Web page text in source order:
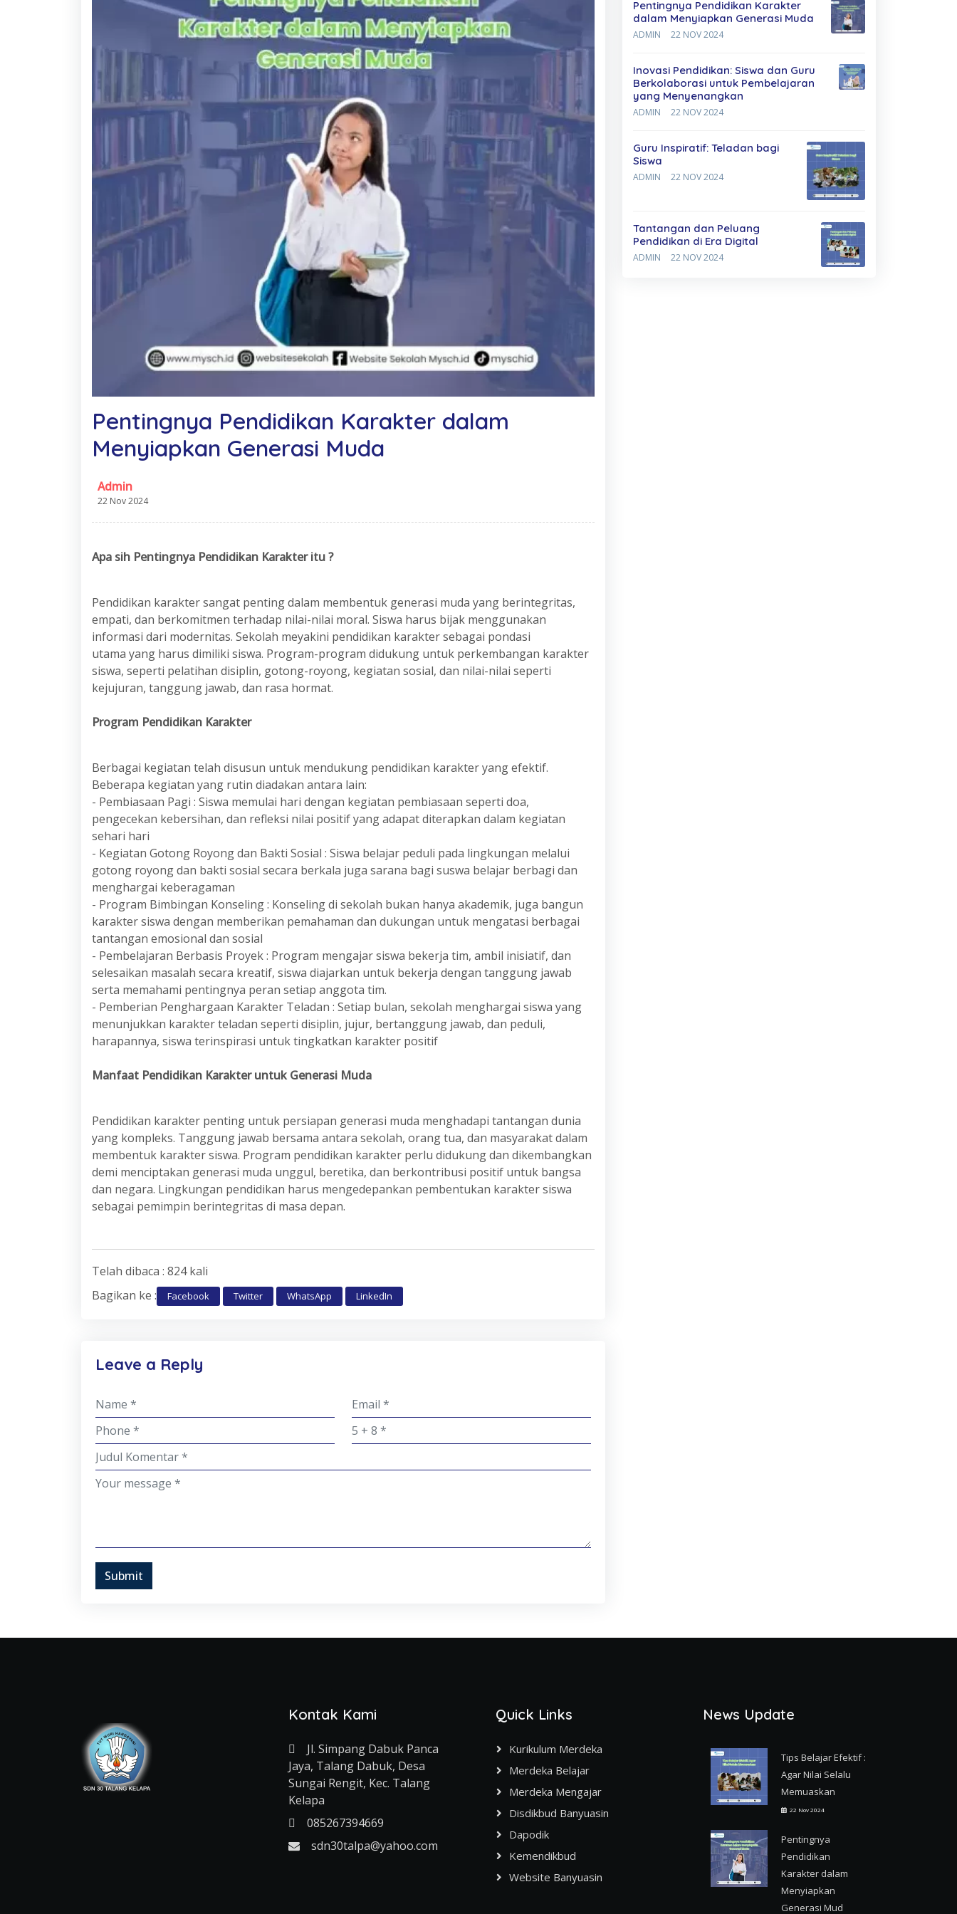
Pentingnya Pendidikan Karakter dalam
Menyiapkan Generasi Muda
Admin
22 Nov 2024
Apa sih Pentingnya Pendidikan Karakter itu ?
Pendidikan karakter sangat penting dalam membentuk generasi muda yang berintegritas,
empati, dan berkomitmen terhadap nilai-nilai moral. Siswa harus bijak menggunakan
informasi dari modernitas. Sekolah meyakini pendidikan karakter sebagai pondasi
utama yang harus dimiliki siswa. Program-program didukung untuk perkembangan karakter
siswa, seperti pelatihan disiplin, gotong-royong, kegiatan sosial, dan nilai-nilai seperti
kejujuran, tanggung jawab, dan rasa hormat.
Program Pendidikan Karakter
Berbagai kegiatan telah disusun untuk mendukung pendidikan karakter yang efektif.
Beberapa kegiatan yang rutin diadakan antara lain:
- Pembiasaan Pagi : Siswa memulai hari dengan kegiatan pembiasaan seperti doa,
pengecekan kebersihan, dan refleksi nilai positif yang adapat diterapkan dalam kegiatan
sehari hari
- Kegiatan Gotong Royong dan Bakti Sosial : Siswa belajar peduli pada lingkungan melalui
gotong royong dan bakti sosial secara berkala juga sarana bagi suswa belajar berbagi dan
menghargai keberagaman
- Program Bimbingan Konseling : Konseling di sekolah bukan hanya akademik, juga bangun
karakter siswa dengan memberikan pemahaman dan dukungan untuk mengatasi berbagai
tantangan emosional dan sosial
- Pembelajaran Berbasis Proyek : Program mengajar siswa bekerja tim, ambil inisiatif, dan
selesaikan masalah secara kreatif, siswa diajarkan untuk bekerja dengan tanggung jawab
serta memahami pentingnya peran setiap anggota tim.
- Pemberian Penghargaan Karakter Teladan : Setiap bulan, sekolah menghargai siswa yang
menunjukkan karakter teladan seperti disiplin, jujur, bertanggung jawab, dan peduli,
harapannya, siswa terinspirasi untuk tingkatkan karakter positif
Manfaat Pendidikan Karakter untuk Generasi Muda
Pendidikan karakter penting untuk persiapan generasi muda menghadapi tantangan dunia
yang kompleks. Tanggung jawab bersama antara sekolah, orang tua, dan masyarakat dalam
membentuk karakter siswa. Program pendidikan karakter perlu didukung dan dikembangkan
demi menciptakan generasi muda unggul, beretika, dan berkontribusi positif untuk bangsa
dan negara. Lingkungan pendidikan harus mengedepankan pembentukan karakter siswa
sebagai pemimpin berintegritas di masa depan.
Telah dibaca : 824 kali
Bagikan ke :
Facebook Twitter WhatsApp LinkedIn
Leave a Reply
Submit
Pentingnya Pendidikan Karakter
dalam Menyiapkan Generasi Muda
ADMIN 22 NOV 2024
Inovasi Pendidikan: Siswa dan Guru
Berkolaborasi untuk Pembelajaran
yang Menyenangkan
ADMIN 22 NOV 2024
Guru Inspiratif: Teladan bagi
Siswa
ADMIN 22 NOV 2024
Tantangan dan Peluang
Pendidikan di Era Digital
ADMIN 22 NOV 2024
Kontak Kami
Jl. Simpang Dabuk Panca
Jaya, Talang Dabuk, Desa
Sungai Rengit, Kec. Talang
Kelapa
085267394669
sdn30talpa@yahoo.com
Quick Links
Kurikulum Merdeka
Merdeka Belajar
Merdeka Mengajar
Disdikbud Banyuasin
Dapodik
Kemendikbud
Website Banyuasin
News Update
Tips Belajar Efektif :
Agar Nilai Selalu
Memuaskan
22 Nov 2024
Pentingnya
Pendidikan
Karakter dalam
Menyiapkan
Generasi Mud